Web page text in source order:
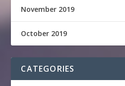
November 2019
October 2019
CATEGORIES